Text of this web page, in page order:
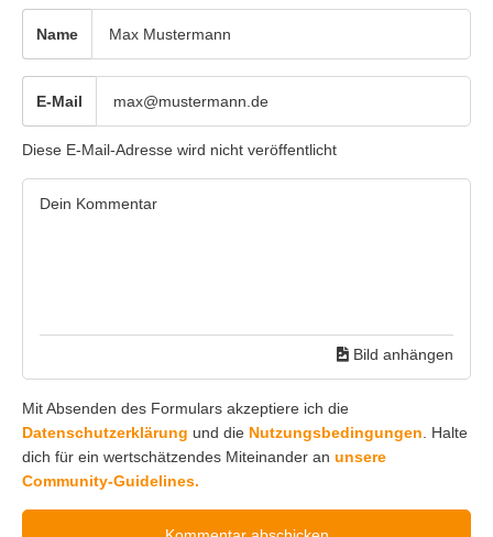
Name
E-Mail
Diese E-Mail-Adresse wird nicht veröffentlicht
Bild anhängen
Mit Absenden des Formulars akzeptiere ich die
Datenschutzerklärung und die Nutzungsbedingungen . Halte
dich für ein wertschätzendes Miteinander an unsere
Community-Guidelines.